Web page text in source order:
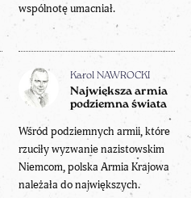
wspólnotę umacniał.
Karol NAWROCKI
Największa armia
podziemna świata
Wśród podziemnych armii, które
rzuciły wyzwanie nazistowskim
Niemcom, polska Armia Krajowa
należała do największych.